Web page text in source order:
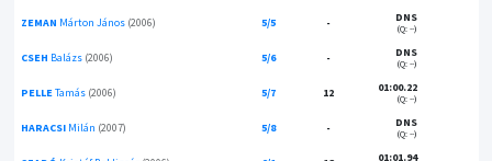
ZEMAN Márton János(2006) 5/5 - DNS
(Q: --)
CSEH Balázs (2006) 5/6 - DNS
(Q: --)
PELLETamás (2006) 5/7 12 01:00.22
(Q: --)
HARACSIMilán (2007) 5/8 - DNS
(Q: --)
01:01.94